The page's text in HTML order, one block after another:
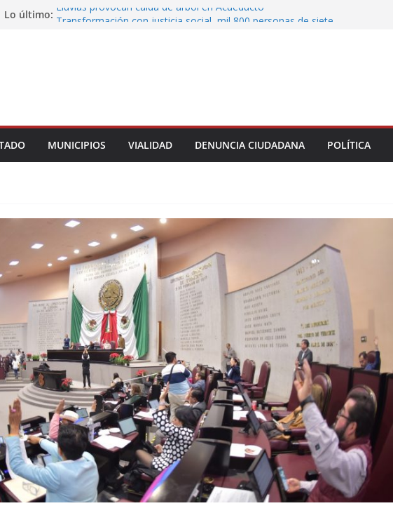
Lo último: Lluvias provocan caída de árbol en Acueducto
incumplimiento de obra y falta de pago
MUNICIPIOS VIALIDAD DENUNCIA CIUDADANA POLÍTICA